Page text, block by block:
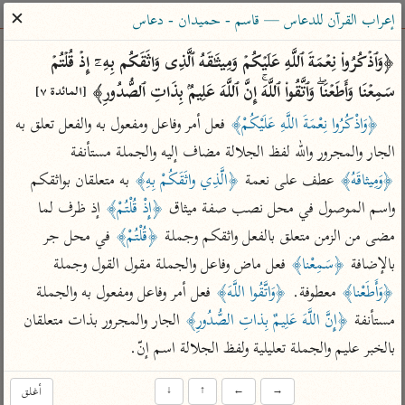
ساهم معنا في نشر القرآن والعلم الشرعي
الباحث القرآني
بحث تفسير مصاحف
Type 2 or more characters for results.
Type 1 or more
characters for results.
أمّهات
تفسير الطبري
تفسير ابن كثير
تفسير القرطبي
تفسير البغوي
عامّة
فتح البيان للقنوجي
فتح القدير للشوكاني
تفسير ابن جزي
موسوعات
معاصرة
الميسر
المختصر في
التفسير
أيسر التفاسير
إعراب القرآن للدعاس — قاسم - حميدان - دعاس
✕
سَمِعۡنَا وَأَطَعۡنَاۖ وَٱتَّقُوا۟ ٱللَّهَۚ إِنَّ ٱللَّهَ عَلِیمُۢ بِذَاتِ ٱلصُّدُورِ﴾ [المائدة ٧]
﴿وَاذْكُرُوا نِعْمَةَ اللَّهِ عَلَيْكُمْ﴾
الجار والمجرور والله لفظ الجلالة مضاف إليه والجملة مستأنفة
﴿وَمِيثاقَهُ﴾ عطف على نعمة ﴿الَّذِي واثَقَكُمْ بِهِ﴾
واسم الموصول في محل نصب صفة ميثاق ﴿إِذْ قُلْتُمْ﴾
مضى من الزمن متعلق بالفعل واثقكم وجملة ﴿قُلْتُمْ﴾
في محل جر
بالإضافة ﴿سَمِعْنا﴾ فعل ماض وفاعل والجملة مقول القول وجملة
﴿وَأَطَعْنا﴾ معطوفة. ﴿وَاتَّقُوا اللَّهَ﴾
مستأنفة ﴿إِنَّ اللَّهَ عَلِيمٌ بِذاتِ الصُّدُورِ﴾
بالخبر عليم والجملة تعليلية ولفظ الجلالة اسم إنّ.
أغلق →
←
↑
↓